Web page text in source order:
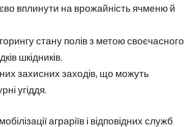
вплинути на врожайність ячменю й
стану полів з метою своєчасного
шкідників.
захисних заходів, що можуть
угіддя.
аграріїв і відповідних служб